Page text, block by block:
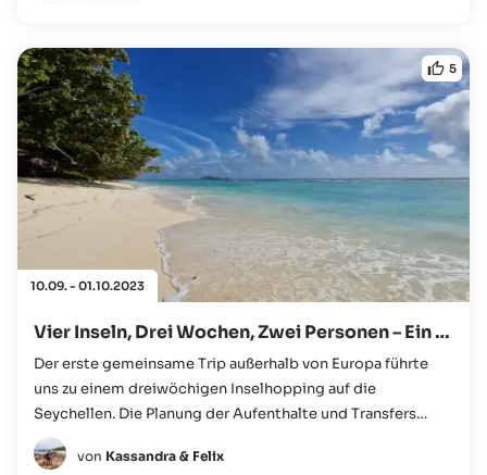
10.09. - 01.10.2023
5
Vier Inseln, Drei Wochen, Zwei Personen – Ein Träumchen
Der erste gemeinsame Trip außerhalb von Europa führte
uns zu einem dreiwöchigen Inselhopping auf die
Seychellen. Die Planung der Aufenthalte und Transfers
verlief dank Seyvillas absolut bequem und reibungslos,
auch für nachträgliche ...
von Kassandra & Felix